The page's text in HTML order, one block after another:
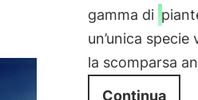
gamma di
un’unica
la scomparsa
Continua